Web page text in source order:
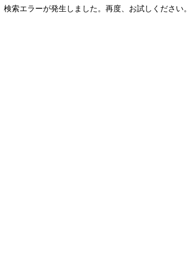
検索エラーが発生しました。再度、お試しください。